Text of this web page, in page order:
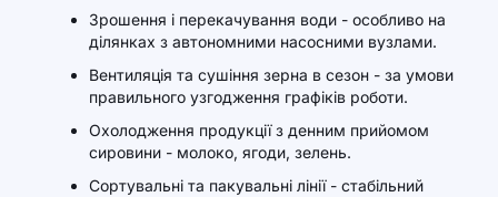
Зрошення і перекачування води - особливо на
ділянках з автономними насосними вузлами.
Вентиляція та сушіння зерна в сезон - за умови
правильного узгодження графіків роботи.
Охолодження продукції з денним прийомом
сировини - молоко, ягоди, зелень.
Сортувальні та пакувальні лінії - стабільний